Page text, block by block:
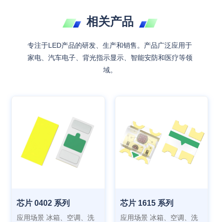
相关产品
专注于LED产品的研发、生产和销售。产品广泛应用于
家电、汽车电子、背光指示显示、智能安防和医疗等领
域。
芯片 0402 系列
应用场景 冰箱、空调、洗
芯片 1615 系列
应用场景 冰箱、空调、洗